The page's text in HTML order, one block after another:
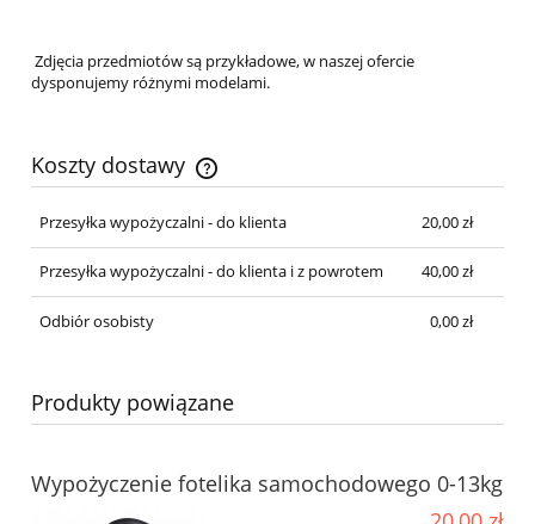
Zdjęcia przedmiotów są przykładowe, w naszej ofercie
dysponujemy różnymi modelami.
Koszty dostawy
Cena nie zawiera ewentualnych kosztów płatności
Przesyłka wypożyczalni - do klienta
20,00 zł
Przesyłka wypożyczalni - do klienta i z powrotem 40,00 zł
Odbiór osobisty 0,00 zł
Produkty powiązane
Wypożyczenie fotelika samochodowego 0-13kg